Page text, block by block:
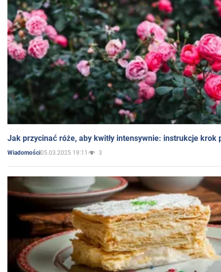
Jak przycinać róże, aby kwitły intensywnie: instrukcje krok
Wiadomości05.03.2025 19:11 3